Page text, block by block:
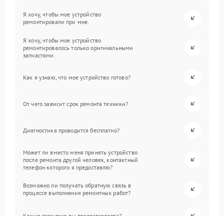
Я хочу, чтобы мое устройство
ремонтировали при мне.
Я хочу, чтобы мое устройство
ремонтировалось только оригинальными
запчастями.
Как я узнаю, что мое устройство готово?
От чего зависит срок ремонта техники?
Диагностика проводится бесплатно?
Может ли вместо меня принять устройство
после ремонта другой человек, контактный
телефон которого я предоставлю?
Возможно ли получать обратную связь в
процессе выполнения ремонтных работ?